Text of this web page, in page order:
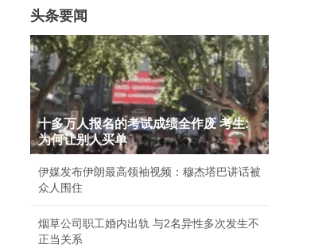
头条要闻
十多万人报名的考试成绩全作废 考生:
为何让别人买单
伊媒发布伊朗最高领袖视频：穆杰塔巴讲话被
众人围住
烟草公司职工婚内出轨 与2名异性多次发生不
正当关系